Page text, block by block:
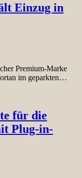
Einzug in
Premium-Marke
im geparkten…
für die
Plug-in-